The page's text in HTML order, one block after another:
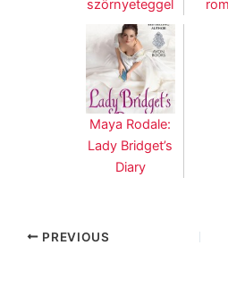
szörnyeteggel
Maya Rodale:
Lady Bridget’s
Diary
PREVIOUS